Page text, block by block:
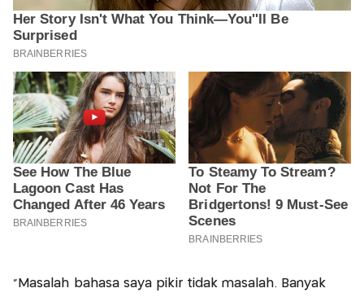
“Masalah bahasa saya pikir tidak masalah. Banyak